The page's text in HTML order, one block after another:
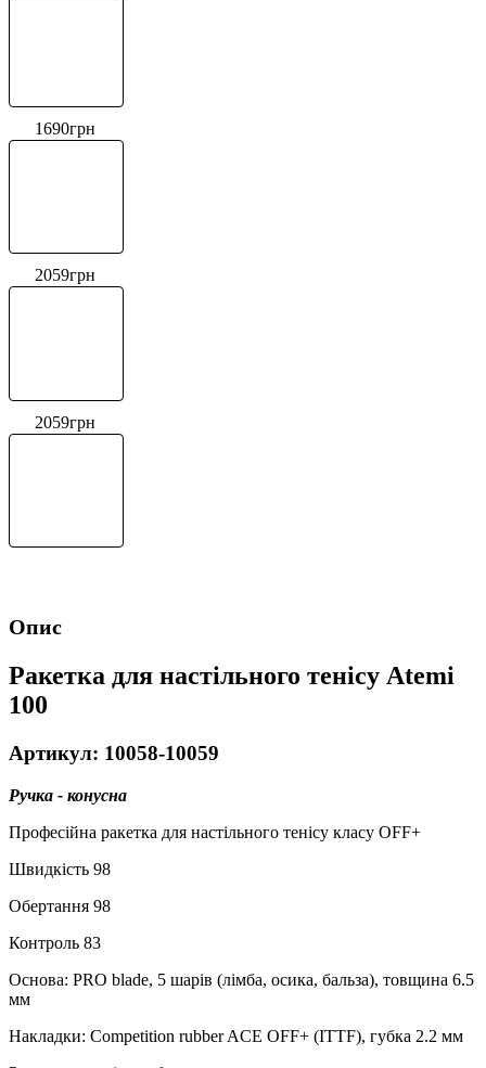
1690грн
2059грн
2059грн
Опис
Ракетка для настільного тенісу Atemi
100
Артикул: 10058-10059
Ручка - конусна
Професійна ракетка для настільного тенісу класу OFF+
Швидкість 98
Обертання 98
Контроль 83
Основа: PRO blade, 5 шарів (лімба, осика, бальза), товщина 6.5
мм
Накладки: Competition rubber ACE OFF+ (ITTF), губка 2.2 мм